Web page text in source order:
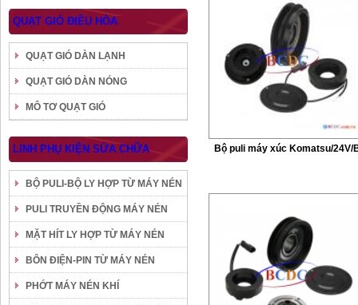
QUẠT GIÓ ĐIỀU HÒA
QUẠT GIÓ DÀN LẠNH
QUẠT GIÓ DÀN NÓNG
MÔ TƠ QUẠT GIÓ
LINH PHỤ KIỆN SỬA CHỮA
BỘ PULI-BỘ LY HỢP TỪ MÁY NÉN
PULI TRUYỀN ĐỘNG MÁY NÉN
MẶT HÍT LY HỢP TỪ MÁY NÉN
BÔN ĐIỆN-PIN TỪ MÁY NÉN
PHỚT MÁY NÉN KHÍ
Bộ puli máy xúc Komatsu/24V/